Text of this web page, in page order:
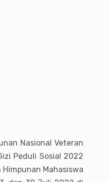
Nasional Veteran
Peduli Sosial 2022
Mahasiswa